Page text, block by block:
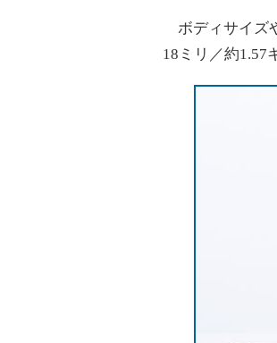
ボディサイズ
18ミリ／約1.57